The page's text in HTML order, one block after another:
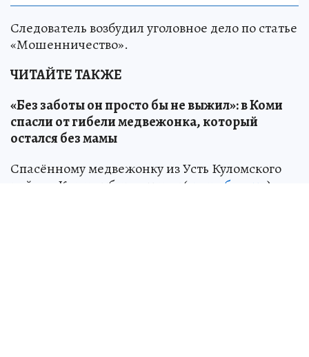
Следователь возбудил уголовное дело по статье
«Мошенничество».
ЧИТАЙТЕ ТАКЖЕ
«Без заботы он просто бы не выжил»: в Коми
спасли от гибели медвежонка, который
остался без мамы
Спасённому медвежонку из Усть Куломского
района Коми выбирают имя ( подробности )